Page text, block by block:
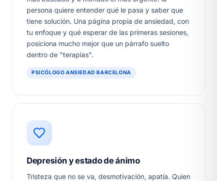
persona quiere entender qué le pasa y saber que
tiene solución. Una página propia de ansiedad, con
tu enfoque y qué esperar de las primeras sesiones,
posiciona mucho mejor que un párrafo suelto
dentro de "terapias".
PSICÓLOGO ANSIEDAD BARCELONA
Depresión y estado de ánimo
Tristeza que no se va, desmotivación, apatía. Quien